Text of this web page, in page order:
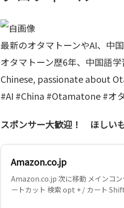
最新のオタマトーンやAI、中
オタマトーン歴6年、中国語
Chinese, passionate about
#AI #China #Otamatone #オ
スポンサー大歓迎！ ほしい
Amazon.co.jp
Amazon.co.jp 次に移動 メインコン
ートカット 検索 opt + / カート